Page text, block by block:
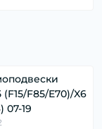
F85/E70)/X6
07-19